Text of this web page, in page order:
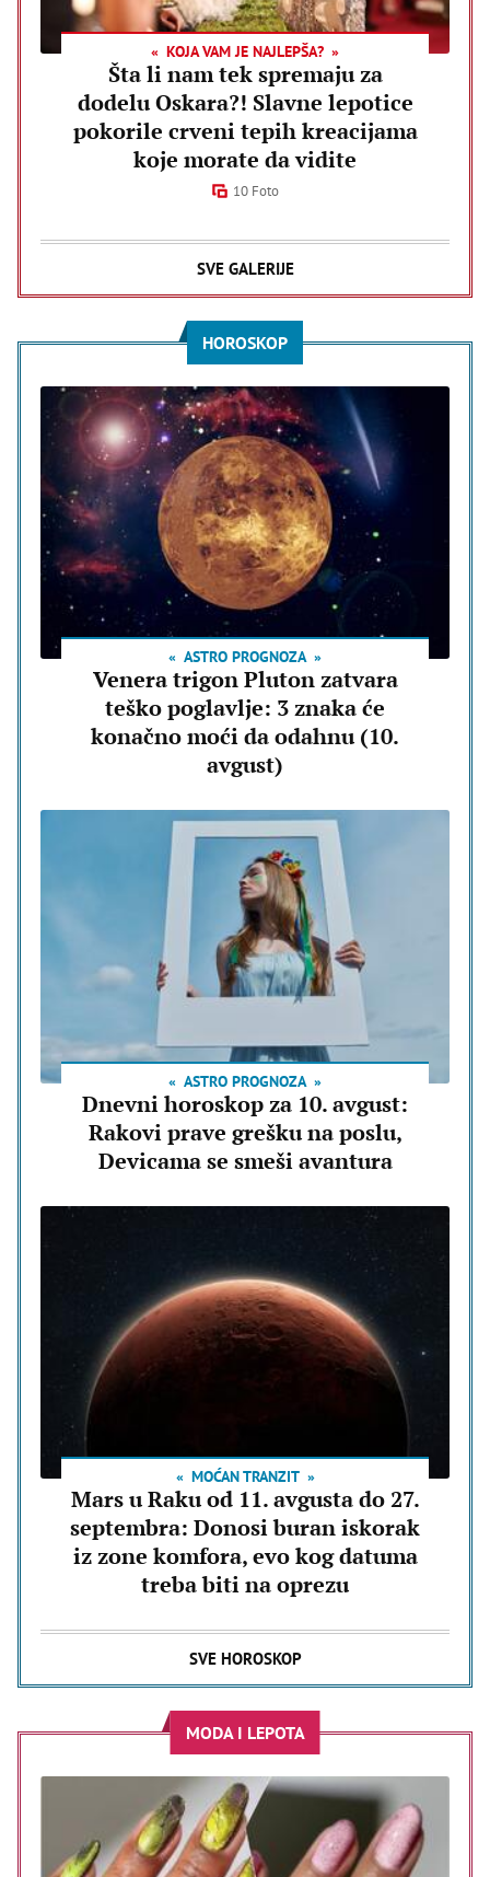
KOJA VAM JE NAJLEPŠA?
Šta li nam tek spremaju za
dodelu Oskara?! Slavne lepotice
pokorile crveni tepih kreacijama
koje morate da vidite
10 Foto
SVE GALERIJE
HOROSKOP
ASTRO PROGNOZA
Venera trigon Pluton zatvara
teško poglavlje: 3 znaka će
konačno moći da odahnu (10.
avgust)
ASTRO PROGNOZA
Dnevni horoskop za 10. avgust:
Rakovi prave grešku na poslu,
Devicama se smeši avantura
MOĆAN TRANZIT
Mars u Raku od 11. avgusta do 27.
septembra: Donosi buran iskorak
iz zone komfora, evo kog datuma
treba biti na oprezu
SVE HOROSKOP
MODA I LEPOTA